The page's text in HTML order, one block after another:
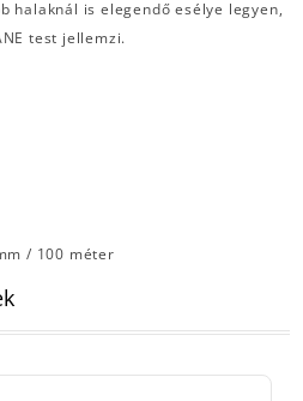
halaknál is elegendő esélye legyen,
test jellemzi.
/ 100 méter